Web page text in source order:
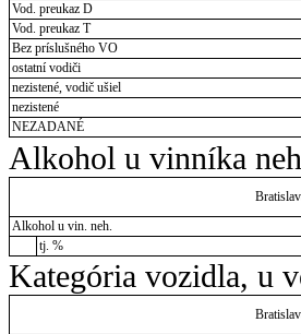
Vod. preukaz D
Vod. preukaz T
Bez príslušného VO
ostatní vodiči
nezistené, vodič ušiel
nezistené
NEZADANÉ
Alkohol u vinníka
Alkohol u vin. neh.
tj. %
Kategória vozidla, u